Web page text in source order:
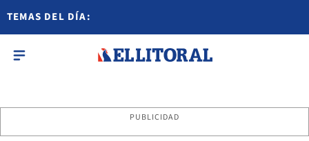
TEMAS DEL DÍA:
PUBLICIDAD